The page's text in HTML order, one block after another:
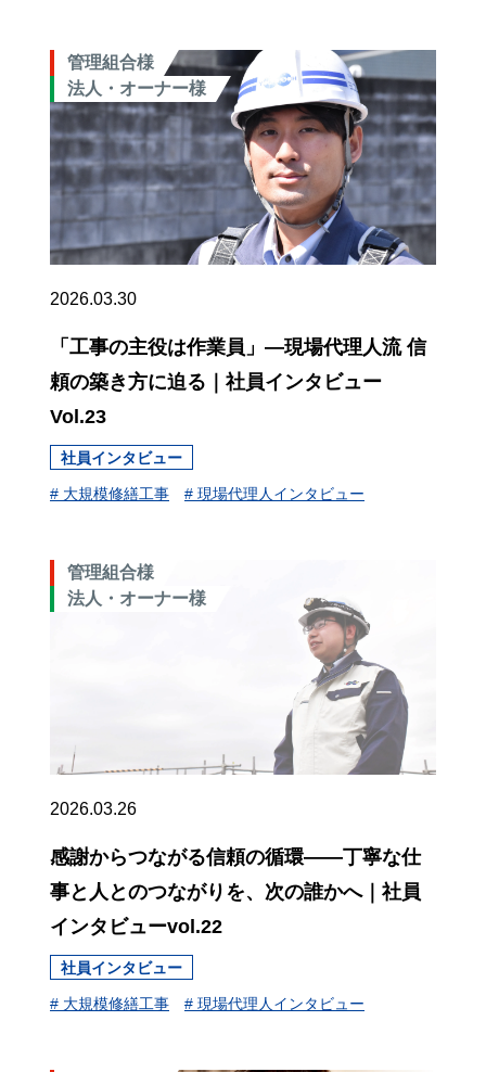
管理組合様
法人・オーナー様
2026.03.30
「工事の主役は作業員」―現場代理人流 信
頼の築き方に迫る｜社員インタビュー
Vol.23
社員インタビュー
# 大規模修繕工事 # 現場代理人インタビュー
管理組合様
法人・オーナー様
2026.03.26
感謝からつながる信頼の循環——丁寧な仕
事と人とのつながりを、次の誰かへ｜社員
インタビューvol.22
社員インタビュー
# 大規模修繕工事 # 現場代理人インタビュー